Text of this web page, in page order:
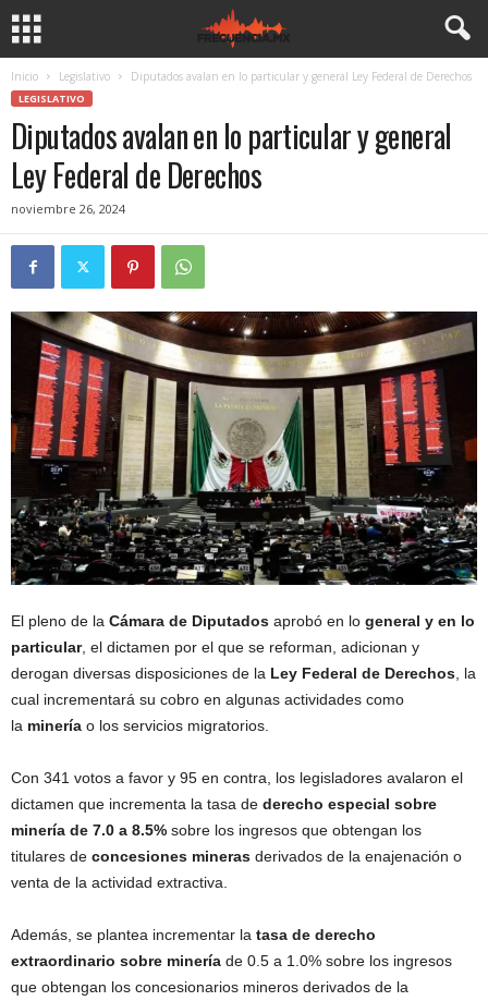
Inicio Legislativo Diputados avalan en lo particular y general Ley Federal de Derechos
LEGISLATIVO
Diputados avalan en lo particular y general
Ley Federal de Derechos
noviembre 26, 2024
El pleno de la Cámara de Diputados aprobó en lo general y en lo
particular, el dictamen por el que se reforman, adicionan y
derogan diversas disposiciones de la Ley Federal de Derechos , la
cual incrementará su cobro en algunas actividades como
la minería o los servicios migratorios.
Con 341 votos a favor y 95 en contra, los legisladores avalaron el
dictamen que incrementa la tasa de derecho especial sobre
minería de 7.0 a 8.5% sobre los ingresos que obtengan los
titulares de concesiones mineras derivados de la enajenación o
venta de la actividad extractiva.
Además, se plantea incrementar la tasa de derecho
extraordinario sobre minería de 0.5 a 1.0% sobre los ingresos
que obtengan los concesionarios mineros derivados de la